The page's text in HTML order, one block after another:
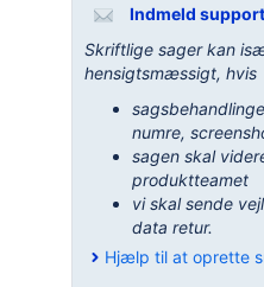
Indmeld
Skriftlige sager kan
hensigtsmæssigt, hvis
numre,
sagen skal
produktteamet
vi skal sende
data retur.
Hjælp til at oprette